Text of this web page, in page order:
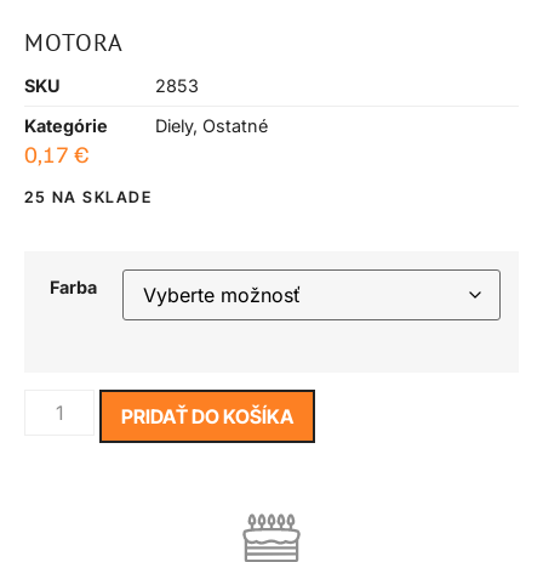
MOTORA
SKU
2853
Kategórie
Diely, Ostatné
0,17 €
25 NA SKLADE
Farba
PRIDAŤ DO KOŠÍKA